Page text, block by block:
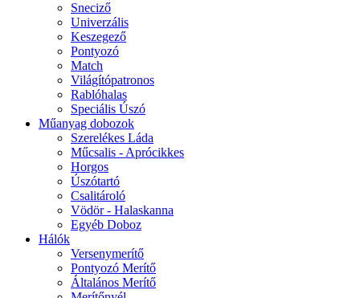
Sneciző
Univerzális
Keszegező
Pontyozó
Match
Világítópatronos
Rablóhalas
Speciális Úszó
Műanyag dobozok
Szerelékes Láda
Műcsalis - Aprócikkes
Horgos
Úszótartó
Csalitároló
Vödör - Halaskanna
Egyéb Doboz
Hálók
Versenymerítő
Pontyozó Merítő
Általános Merítő